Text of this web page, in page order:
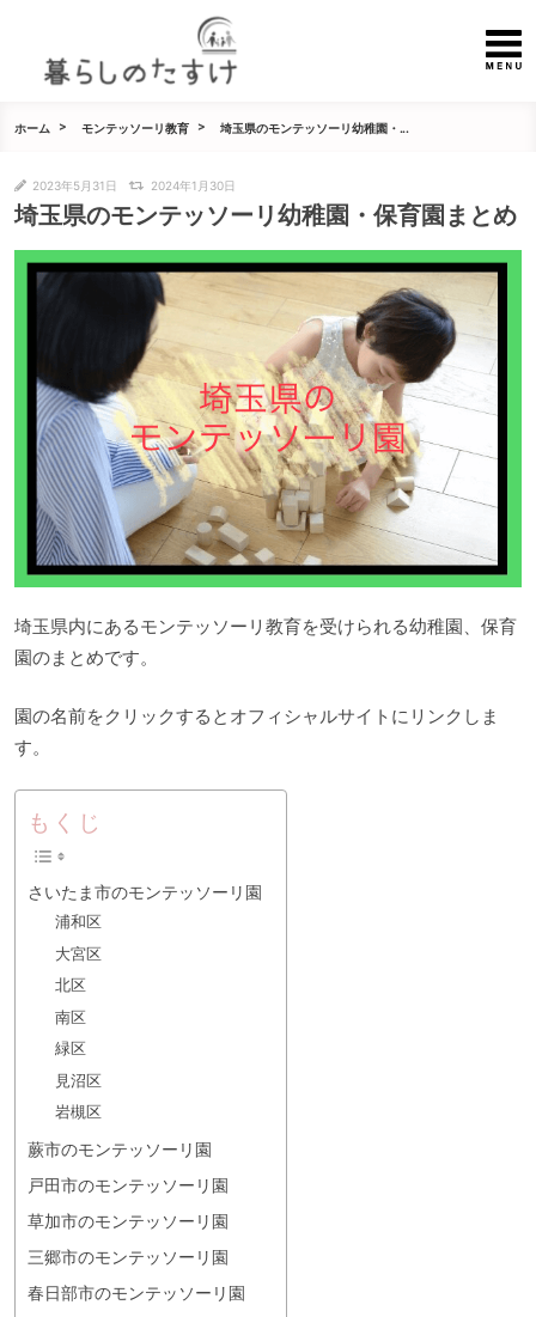
ホーム モンテッソーリ教育 埼玉県のモンテッソーリ幼稚園・...
2023年5月31日 2024年1月30日
埼玉県のモンテッソーリ幼稚園・保育園まとめ
埼玉県内にあるモンテッソーリ教育を受けられる幼稚園、保育
園のまとめです。
園の名前をクリックするとオフィシャルサイトにリンクしま
す。
もくじ
さいたま市のモンテッソーリ園
浦和区
大宮区
北区
南区
緑区
見沼区
岩槻区
蕨市のモンテッソーリ園
戸田市のモンテッソーリ園
草加市のモンテッソーリ園
三郷市のモンテッソーリ園
春日部市のモンテッソーリ園